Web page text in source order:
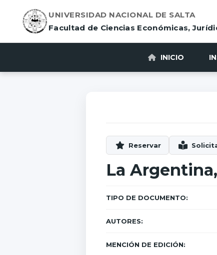
UNIVERSIDAD NACIONAL DE SALTA
Facultad de Ciencias Económicas,
INICIO
La
TIPO DE DOCUMENTO:
AUTORES:
MENCIÓN DE EDICIÓN: